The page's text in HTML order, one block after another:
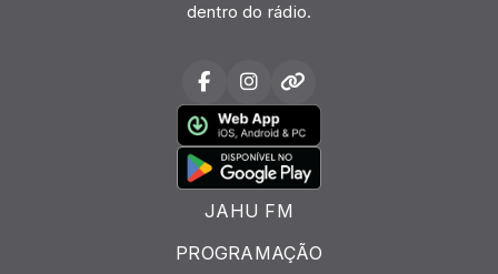
dentro do rádio.
JAHU FM
PROGRAMAÇÃO